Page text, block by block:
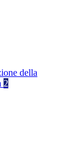
della
2